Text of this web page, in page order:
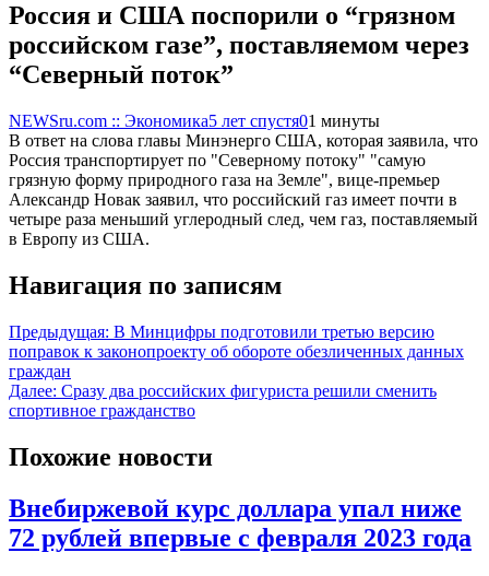
Россия и США поспорили о “грязном
российском газе”, поставляемом через
“Северный поток”
NEWSru.com :: Экономика5 лет спустя01 минуты
В ответ на слова главы Минэнерго США, которая заявила, что
Россия транспортирует по "Северному потоку" "самую
грязную форму природного газа на Земле", вице-премьер
Александр Новак заявил, что российский газ имеет почти в
четыре раза меньший углеродный след, чем газ, поставляемый
в Европу из США.
Навигация по записям
Предыдущая: В Минцифры подготовили третью версию
поправок к законопроекту об обороте обезличенных данных
граждан
Далее: Сразу два российских фигуриста решили сменить
спортивное гражданство
Похожие новости
Внебиржевой курс доллара упал ниже
72 рублей впервые с февраля 2023 года